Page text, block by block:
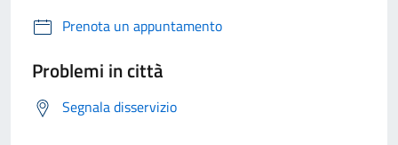
Prenota un appuntamento
Problemi in città
Segnala disservizio